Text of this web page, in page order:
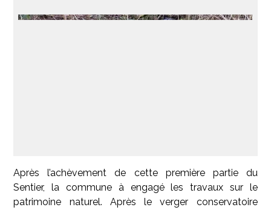
Après l’achèvement de cette première partie du
Sentier, la commune à engagé les travaux sur le
patrimoine naturel. Après le verger conservatoire